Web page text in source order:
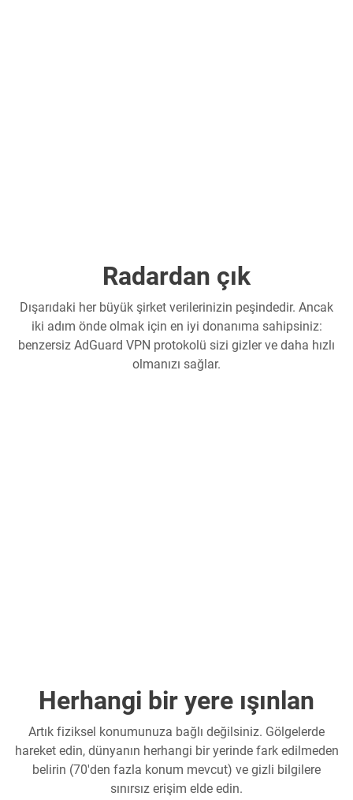
Radardan çık
Dışarıdaki her büyük şirket verilerinizin peşindedir. Ancak
iki adım önde olmak için en iyi donanıma sahipsiniz:
benzersiz AdGuard VPN protokolü sizi gizler ve daha hızlı
olmanızı sağlar.
Herhangi bir yere ışınlan
Artık fiziksel konumunuza bağlı değilsiniz. Gölgelerde
hareket edin, dünyanın herhangi bir yerinde fark edilmeden
belirin (70'den fazla konum mevcut) ve gizli bilgilere
sınırsız erişim elde edin.